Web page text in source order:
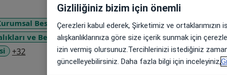
Beslenme Danışmanlığı
ve Beslenme
Gebelik ve Beslenme
+32 a11y_sr_more_diseases
Gizliliğiniz bizim için önemli
Çerezleri kabul ederek, Şirketimiz ve
alışkanlıklarınıza göre size içerik sunmak için
izin vermiş olursunuz.Tercihlerinizi istediğiniz
güncelleyebilirsiniz. Daha fazla bilgi için inceleyiniz,